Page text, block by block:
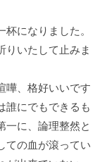
になりました。
りいたして止みま
嘩、格好いいです
誰にでもできるも
一に、論理整然と
ての血が滾ってい